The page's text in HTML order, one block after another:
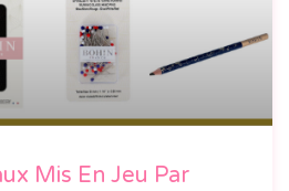
Mis En Jeu Par